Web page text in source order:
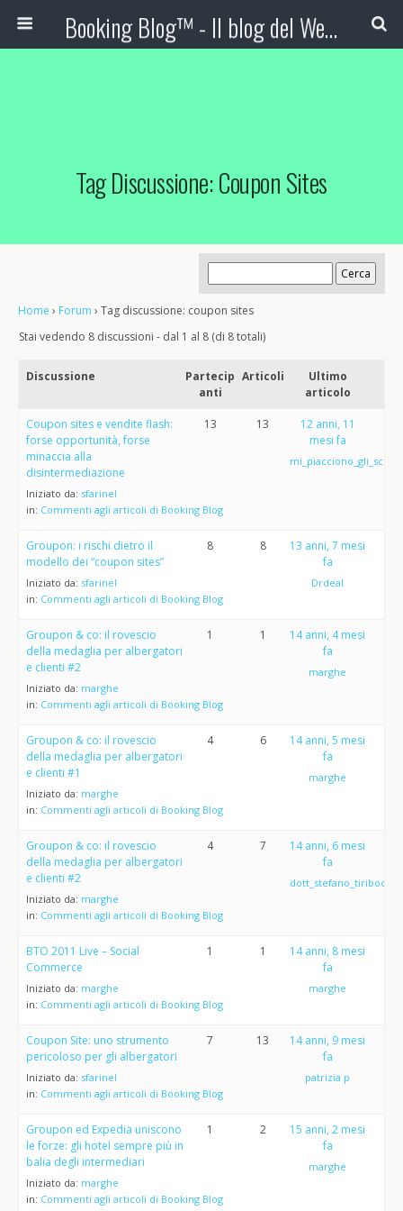
Booking Blog™ - Il blog del Web Marketing Turistico
Tag Discussione: Coupon Sites
Home › Forum › Tag discussione: coupon sites
Stai vedendo 8 discussioni - dal 1 al 8 (di 8 totali)
Discussione
Partecip
anti
Articoli
Ultimo
articolo
Coupon sites e vendite flash:
forse opportunità, forse
minaccia alla
disintermediazione
Iniziato da: sfarinel
in: Commenti agli articoli di Booking Blog
13 13
12 anni, 11
mesi fa
mi_piacciono_gli_sconti
Groupon: i rischi dietro il
modello dei “coupon sites”
Iniziato da: sfarinel
in: Commenti agli articoli di Booking Blog
8 8
13 anni, 7 mesi
fa
Drdeal
Groupon & co: il rovescio
della medaglia per albergatori
e clienti #2
Iniziato da: marghe
in: Commenti agli articoli di Booking Blog
1 1
14 anni, 4 mesi
fa
marghe
Groupon & co: il rovescio
della medaglia per albergatori
e clienti #1
Iniziato da: marghe
in: Commenti agli articoli di Booking Blog
4 6
14 anni, 5 mesi
fa
marghe
Groupon & co: il rovescio
della medaglia per albergatori
e clienti #2
Iniziato da: marghe
in: Commenti agli articoli di Booking Blog
4 7
14 anni, 6 mesi
fa
dott_stefano_tiribocchi
BTO 2011 Live – Social
Commerce
Iniziato da: marghe
in: Commenti agli articoli di Booking Blog
1 1
14 anni, 8 mesi
fa
marghe
Coupon Site: uno strumento
pericoloso per gli albergatori
Iniziato da: sfarinel
in: Commenti agli articoli di Booking Blog
7 13
14 anni, 9 mesi
fa
patrizia p
Groupon ed Expedia uniscono
le forze: gli hotel sempre più in
balia degli intermediari
Iniziato da: marghe
in: Commenti agli articoli di Booking Blog
1 2
15 anni, 2 mesi
fa
marghe